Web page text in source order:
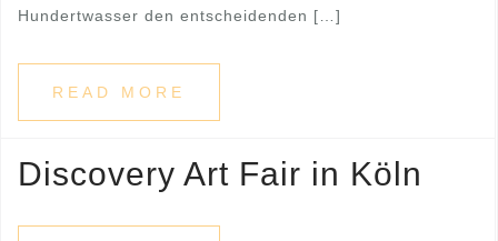
Hundertwasser den entscheidenden […]
READ MORE
Discovery Art Fair in Köln